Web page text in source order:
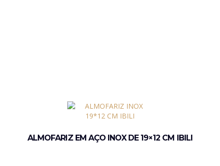
ALMOFARIZ EM AÇO INOX DE 19×12 CM IBILI